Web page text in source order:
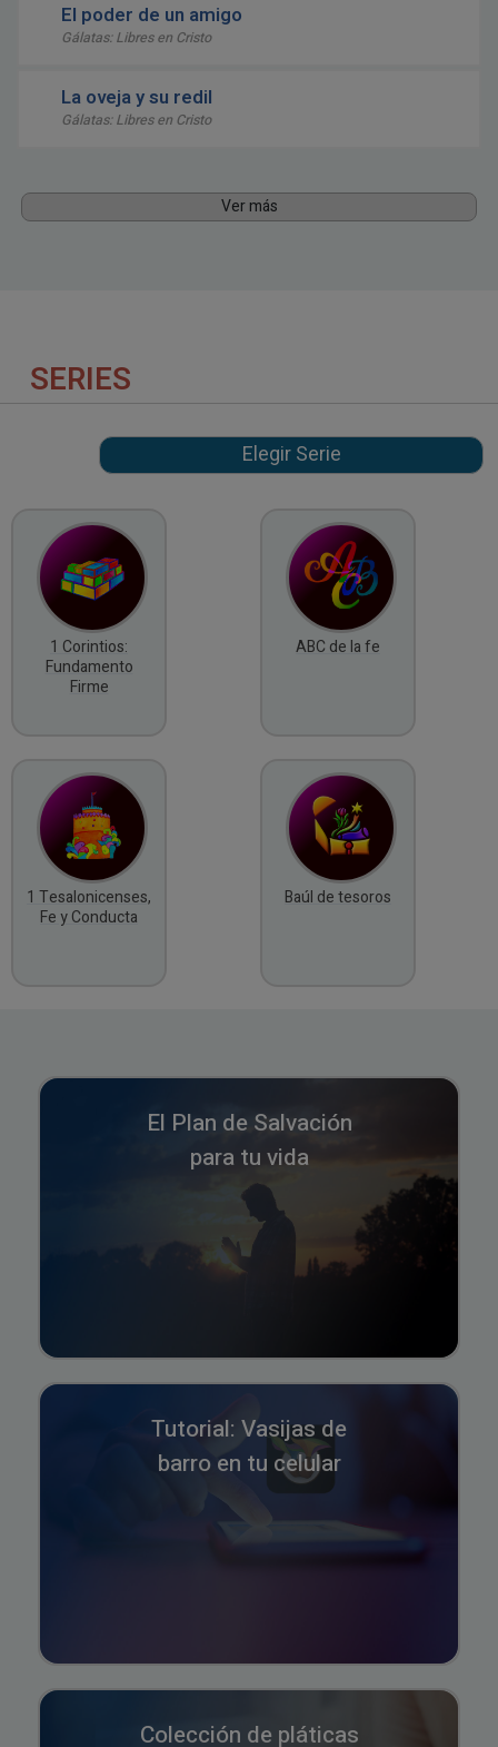
El poder de un amigo
Gálatas: Libres en Cristo
La oveja y su redil
Gálatas: Libres en Cristo
Ver más
El Plan de Salvación
para tu vida
Tutorial: Vasijas de
barro en tu celular
Colección de pláticas
SERIES
1 Corintios:
Fundamento
Firme
1 Tesalonicenses,
Fe y Conducta
ABC de la fe
Baúl de tesoros